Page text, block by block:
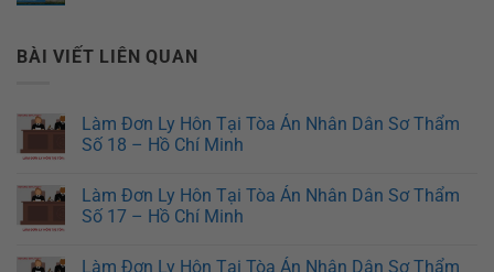
BÀI VIẾT LIÊN QUAN
Làm Đơn Ly Hôn Tại Tòa Án Nhân Dân Sơ Thẩm
Số 18 – Hồ Chí Minh
Làm Đơn Ly Hôn Tại Tòa Án Nhân Dân Sơ Thẩm
Số 17 – Hồ Chí Minh
Làm Đơn Ly Hôn Tại Tòa Án Nhân Dân Sơ Thẩm